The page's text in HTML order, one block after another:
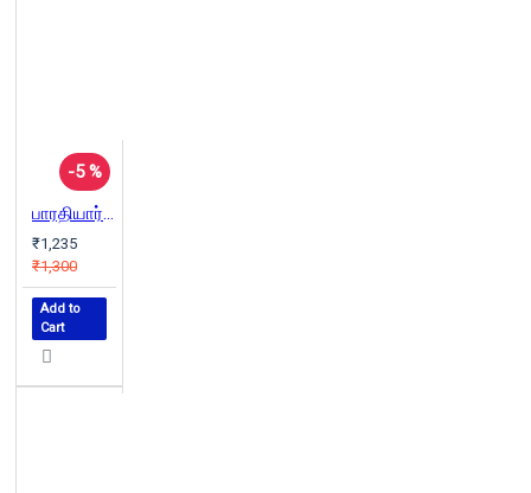
-5 %
பாரதியார் கவிதைகள் (விளக்க உரையுடன்)
₹1,235
₹1,300
Add to
Cart